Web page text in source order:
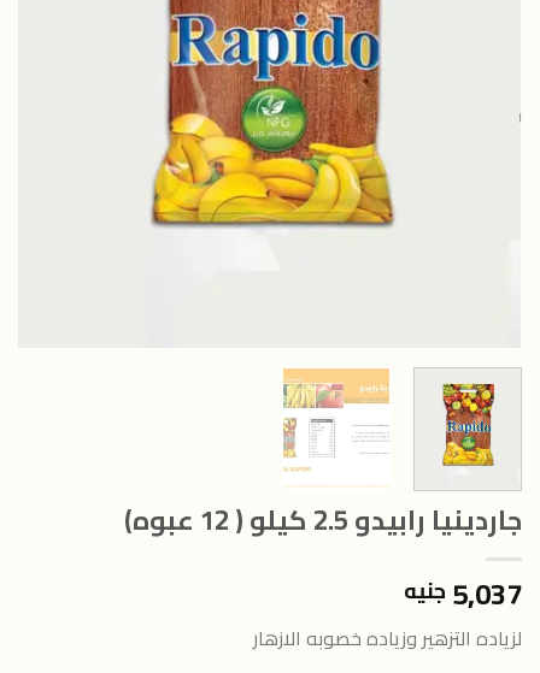
جاردينيا رابيدو 2.5 كيلو ( 12 عبوه)
5,037 جنيه
لزياده التزهير وزياده خصوبه الازهار